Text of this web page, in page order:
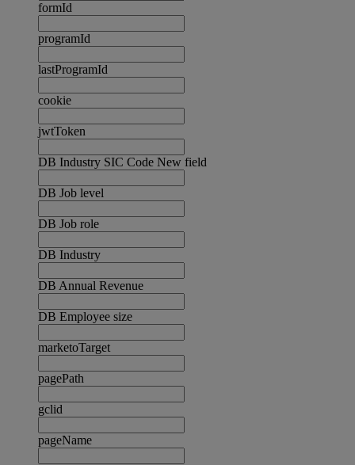
formId
programId
lastProgramId
cookie
jwtToken
DB Industry SIC Code New field
DB Job level
DB Job role
DB Industry
DB Annual Revenue
DB Employee size
marketoTarget
pagePath
gclid
pageName